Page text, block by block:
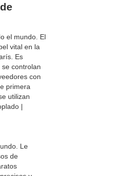
el mundo. El
vital en la
Es
controlan
con
primera
utilizan
|
Le
de